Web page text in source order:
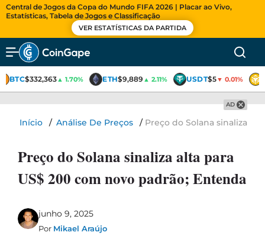
Central de Jogos da Copa do Mundo FIFA 2026 | Placar ao Vivo,
Estatísticas, Tabela de Jogos e Classificação
VER ESTATÍSTICAS DA PARTIDA
BTC$332,363▲ 1.70% ETH$9,889▲ 2.11% USDT$5▼ 0.01%
AD
Início / Análise De Preços / Preço do Solana sinaliza
Preço do Solana sinaliza alta para
US$ 200 com novo padrão; Entenda
junho 9, 2025
Por Mikael Araújo